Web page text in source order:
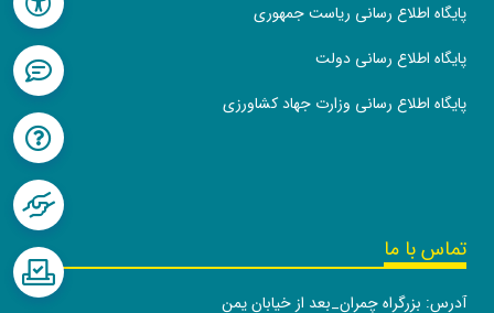
پایگاه اطلاع رسانی ریاست جمهوری
پایگاه اطلاع رسانی دولت
پایگاه اطلاع رسانی وزارت جهاد کشاورزی
تماس با ما
آدرس: بزرگراه چمران_بعد از خیابان یمن